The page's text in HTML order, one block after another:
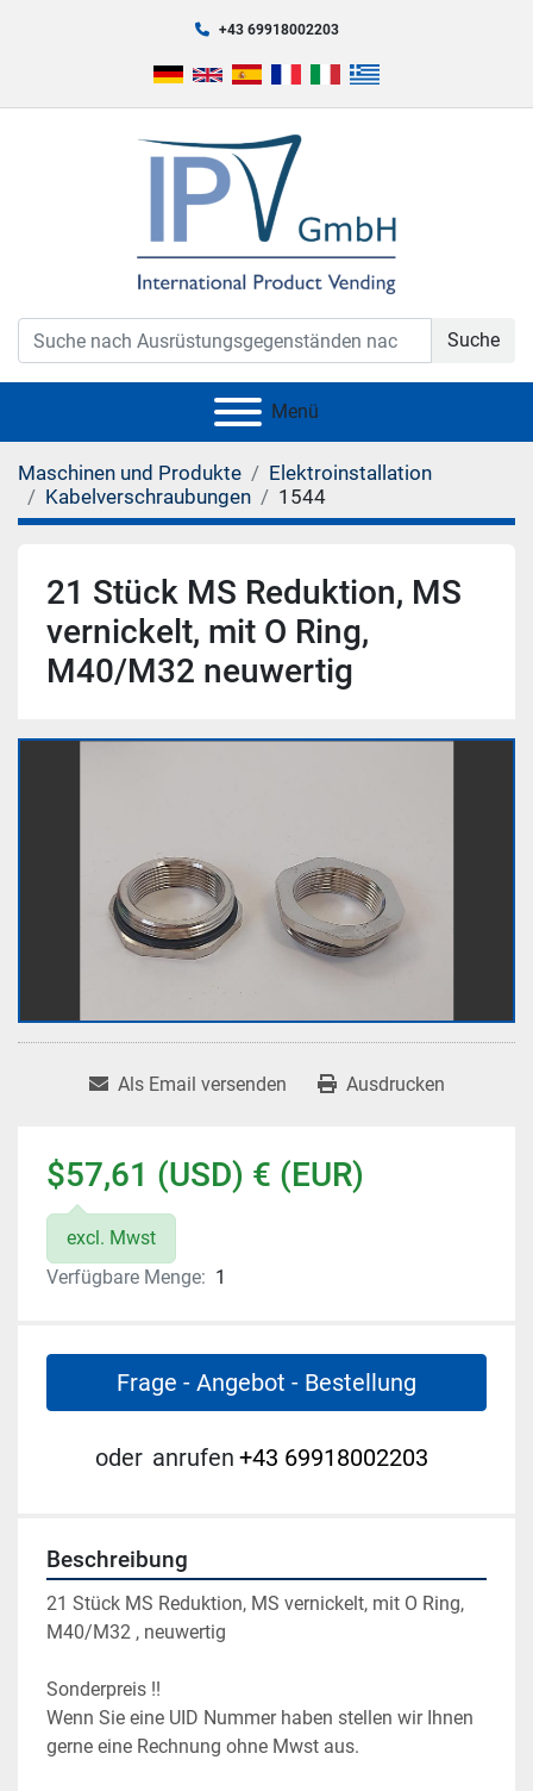
+43 69918002203
Suche
Menü
Maschinen und Produkte
Elektroinstallation
Kabelverschraubungen
1544
21 Stück MS Reduktion, MS
vernickelt, mit O Ring,
M40/M32 neuwertig
Als Email versenden Ausdrucken
$57,61 (USD) € (EUR)
excl. Mwst
Verfügbare Menge: 1
Frage - Angebot - Bestellung
oder anrufen +43 69918002203
Beschreibung
21 Stück MS Reduktion, MS vernickelt, mit O Ring,
M40/M32 , neuwertig
Sonderpreis !!
Wenn Sie eine UID Nummer haben stellen wir Ihnen
gerne eine Rechnung ohne Mwst aus.